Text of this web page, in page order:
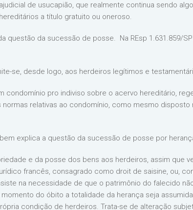
de usucapião, que realmente continua sendo
a título gratuito ou oneroso.
questão da sucessão de posse. Na REsp 1.631.859/
se, desde logo, aos herdeiros legítimos e
condomínio pro indiviso sobre o acervo hereditário,
relativas ao condomínio, como mesmo
explica a questão da sucessão de posse por
e da posse dos bens aos herdeiros, assim que
francês, consagrado como droit de saisine, ou,
na necessidade de que o patrimônio do falecido
do óbito a totalidade da herança seja
condição de herdeiros. Trata-se de alteração